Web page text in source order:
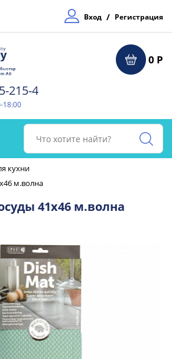
Вход / Регистрация
0 Р
215-4⁠
кухни
м.волна
41х46 м.волна